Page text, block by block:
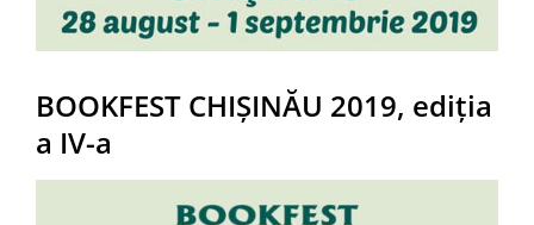
BOOKFEST CHIȘINĂU 2019, ediția
a IV-a